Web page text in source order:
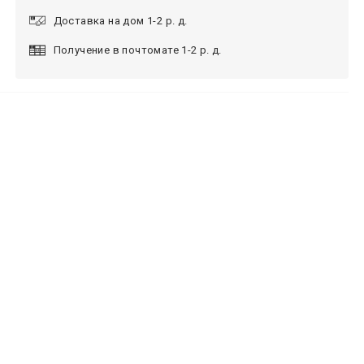
Доставка на дом 1-2 р. д.
Получение в почтомате 1-2 р. д.